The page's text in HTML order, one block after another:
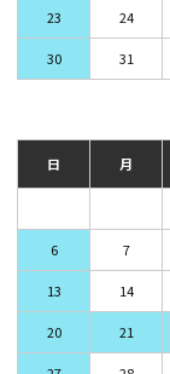
23 24
30 31
日 月
6 7
13 14
20 21